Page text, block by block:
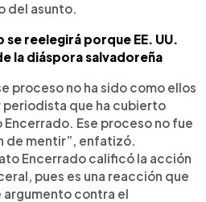
del asunto.
se reelegirá porque EE. UU.
la diáspora salvadoreña
proceso no ha sido como ellos
que ha cubierto
Ese proceso no fue
de mentir”, enfatizó.
Encerrado calificó la acción
pues es una reacción que
contra el